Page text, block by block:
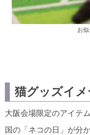
お
猫グッズイメ
大阪会場限定のアイテ
国の「ネコの日」が分